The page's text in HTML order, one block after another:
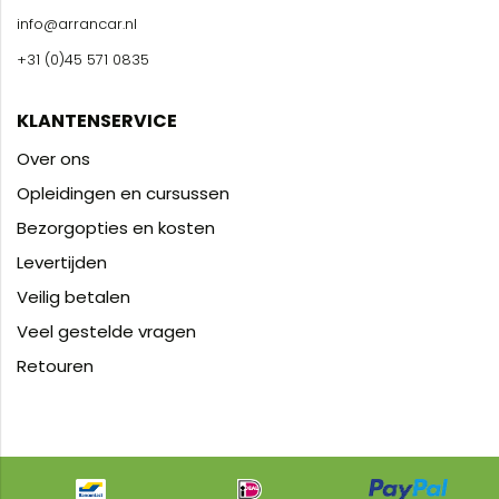
info@arrancar.nl
+31 (0)45 571 0835
KLANTENSERVICE
Over ons
Opleidingen en cursussen
Bezorgopties en kosten
Levertijden
Veilig betalen
Veel gestelde vragen
Retouren